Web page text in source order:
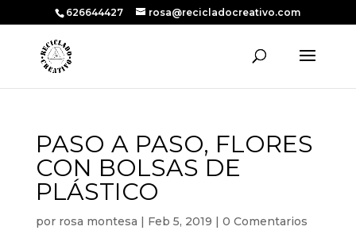
626644427 rosa@recicladocreativo.com
PASO A PASO, FLORES
CON BOLSAS DE
PLÁSTICO
por rosa montesa | Feb 5, 2019 | 0 Comentarios